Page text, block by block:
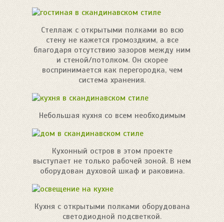
Стеллаж с открытыми полками во всю
стену не кажется громоздким, а все
благодаря отсутствию зазоров между ним
и стеной/потолком. Он скорее
воспринимается как перегородка, чем
система хранения.
Небольшая кухня со всем необходимым
Кухонный остров в этом проекте
выступает не только рабочей зоной. В нем
оборудован духовой шкаф и раковина.
Кухня с открытыми полками оборудована
светодиодной подсветкой.